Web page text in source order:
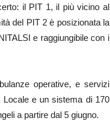
il PIT 1, il più vicino al
del PIT 2 è posizionata la
e raggiungibile con i
operative, e servizi
Locale e un sistema di 170
a partire dal 5 giugno.